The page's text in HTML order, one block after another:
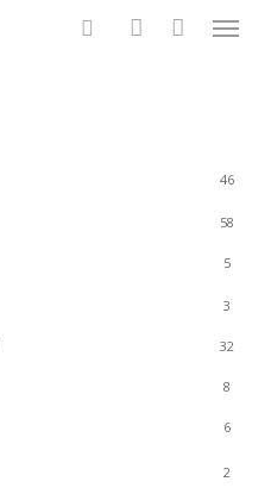
Menu
46
58
5
3
32
8
6
2